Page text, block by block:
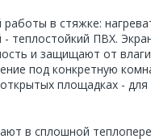
в стяжке:
ПВХ.
и защищают от
под конкретную
площадках - для
в сплошной